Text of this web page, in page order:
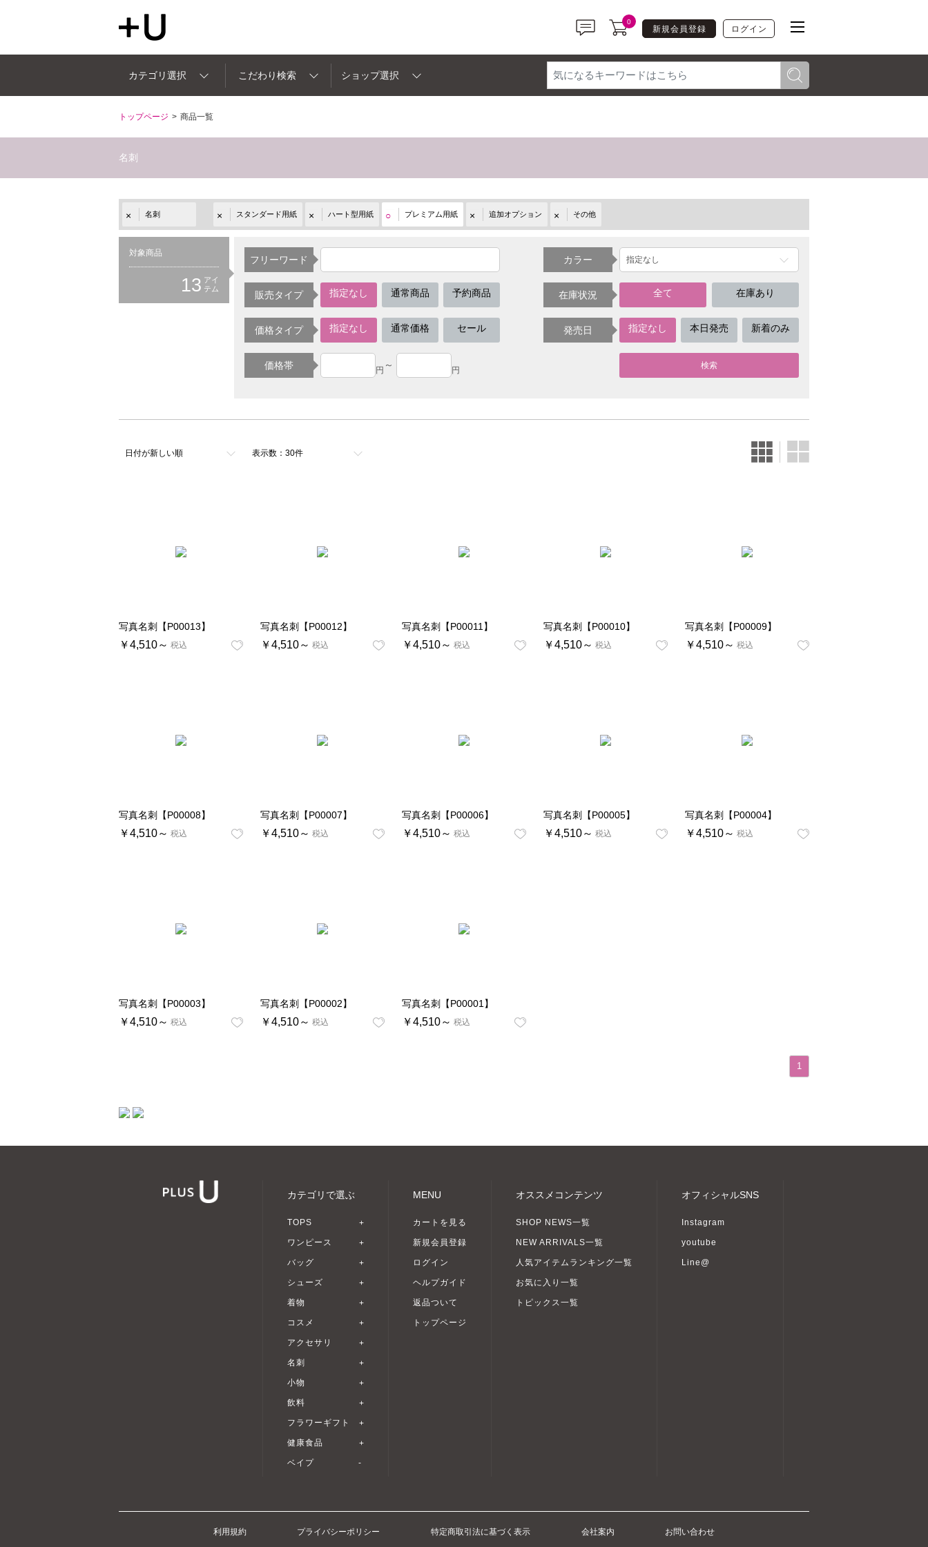
ショッピングモール +U[プラスユー] 0
新規会員登録 ログイン toggle navigation
カテゴリ選択 こだわり検索 ショップ選択
トップページ 商品一覧
名刺
名刺 スタンダード用紙 ハート型用紙 プレミアム用紙 追加オプション その他
対象商品
13 アイ
テム
フリーワード カラー
販売タイプ 指定なし 通常商品 予約商品 在庫状況 全て 在庫あり
価格タイプ 指定なし 通常価格 セール 発売日 指定なし 本日発売 新着のみ
価格帯 円 ～ 円
写真名刺【P00013】
￥4,510～ 税込
写真名刺【P00012】
￥4,510～ 税込
写真名刺【P00011】
￥4,510～ 税込
写真名刺【P00010】
￥4,510～ 税込
写真名刺【P00009】
￥4,510～ 税込
写真名刺【P00008】
￥4,510～ 税込
写真名刺【P00007】
￥4,510～ 税込
写真名刺【P00006】
￥4,510～ 税込
写真名刺【P00005】
￥4,510～ 税込
写真名刺【P00004】
￥4,510～ 税込
写真名刺【P00003】
￥4,510～ 税込
写真名刺【P00002】
￥4,510～ 税込
写真名刺【P00001】
￥4,510～ 税込
1
カテゴリで選ぶ
TOPS
ワンピース
バッグ
シューズ
着物
コスメ
アクセサリ
名刺
小物
飲料
フラワーギフト
健康食品
ベイプ
MENU
カートを見る
新規会員登録
ログイン
ヘルプガイド
返品ついて
トップページ
オススメコンテンツ
SHOP NEWS一覧
NEW ARRIVALS一覧
人気アイテムランキング一覧
お気に入り一覧
トピックス一覧
オフィシャルSNS
Instagram
youtube
Line@
利用規約 プライバシーポリシー 特定商取引法に基づく表示 会社案内 お問い合わせ